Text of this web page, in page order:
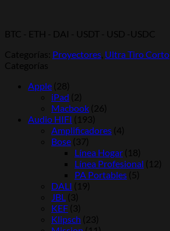
BTC - ETH - DAI - USDT - USD -USDC
Categorías: Proyectores Ultra Tiro Corto
Categorías
Apple (28)
iPad (2)
Macbook (26)
Audio HIFI (193)
Amplificadores (4)
Bose (37)
Línea Hogar (18)
Línea Profesional (12)
PA Portables (5)
DALI (19)
JBL (3)
KEF (3)
Klipsch (23)